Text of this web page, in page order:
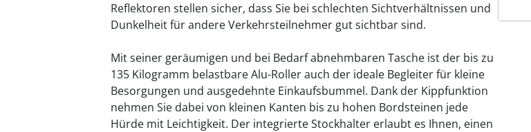
Reflektoren stellen sicher, dass Sie bei schlechten Sichtverhältnissen und
Dunkelheit für andere Verkehrsteilnehmer gut sichtbar sind.
Mit seiner geräumigen und bei Bedarf abnehmbaren Tasche ist der bis zu
135 Kilogramm belastbare Alu-Roller auch der ideale Begleiter für kleine
Besorgungen und ausgedehnte Einkaufsbummel. Dank der Kippfunktion
nehmen Sie dabei von kleinen Kanten bis zu hohen Bordsteinen jede
Hürde mit Leichtigkeit. Der integrierte Stockhalter erlaubt es Ihnen, einen